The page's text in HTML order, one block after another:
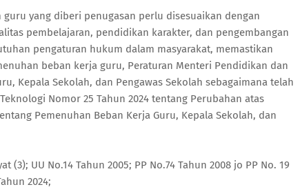
yang diberi penugasan perlu disesuaikan dengan
pembelajaran, pendidikan karakter, dan pengembangan
pengaturan hukum dalam masyarakat, memastikan
beban kerja guru, Peraturan Menteri Pendidikan dan
Kepala Sekolah, dan Pengawas Sekolah sebagaimana telah
Nomor 25 Tahun 2024 tentang Perubahan atas
Pemenuhan Beban Kerja Guru, Kepala Sekolah, dan
UU No.14 Tahun 2005; PP No.74 Tahun 2008 jo PP No. 19
2024;